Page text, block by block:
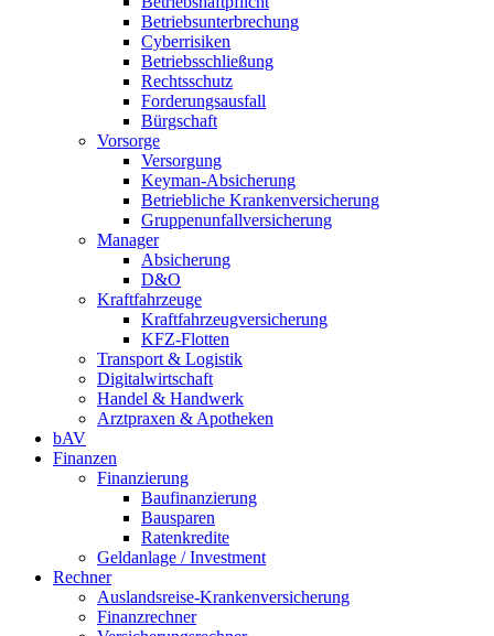
Betriebsunterbrechung
Cyberrisiken
Betriebsschließung
Rechtsschutz
Forderungsausfall
Bürgschaft
Vorsorge
Versorgung
Keyman-Absicherung
Betriebliche Krankenversicherung
Gruppenunfallversicherung
Manager
Absicherung
D&O
Kraftfahrzeuge
Kraftfahrzeugversicherung
KFZ-Flotten
Transport & Logistik
Digitalwirtschaft
Handel & Handwerk
Arztpraxen & Apotheken
bAV
Finanzen
Finanzierung
Baufinanzierung
Bausparen
Ratenkredite
Geldanlage / Investment
Rechner
Auslandsreise-Krankenversicherung
Finanzrechner